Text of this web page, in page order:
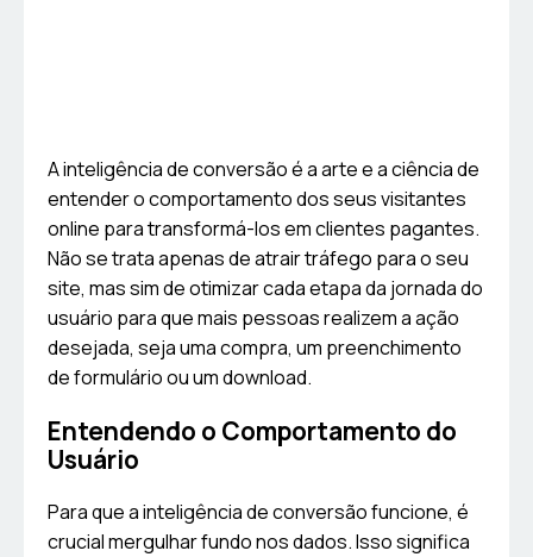
A inteligência de conversão é a arte e a ciência de
entender o comportamento dos seus visitantes
online para transformá-los em clientes pagantes.
Não se trata apenas de atrair tráfego para o seu
site, mas sim de otimizar cada etapa da jornada do
usuário para que mais pessoas realizem a ação
desejada, seja uma compra, um preenchimento
de formulário ou um download.
Entendendo o Comportamento do
Usuário
Para que a inteligência de conversão funcione, é
crucial mergulhar fundo nos dados. Isso significa